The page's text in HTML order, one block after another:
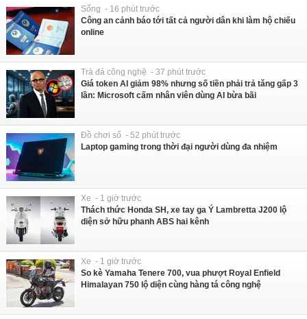
Sống - 16 phút trước
Công an cảnh báo tới tất cả người dân khi làm hộ chiếu
online
Trà đá công nghệ - 37 phút trước
Giá token AI giảm 98% nhưng số tiền phải trả tăng gấp 3
lần: Microsoft cấm nhân viên dùng AI bừa bãi
Đồ chơi số - 52 phút trước
Laptop gaming trong thời đại người dùng đa nhiệm
Xe - 1 giờ trước
Thách thức Honda SH, xe tay ga Ý Lambretta J200 lộ
diện sở hữu phanh ABS hai kênh
Xe - 1 giờ trước
So kè Yamaha Tenere 700, vua phượt Royal Enfield
Himalayan 750 lộ diện cùng hàng tá công nghệ